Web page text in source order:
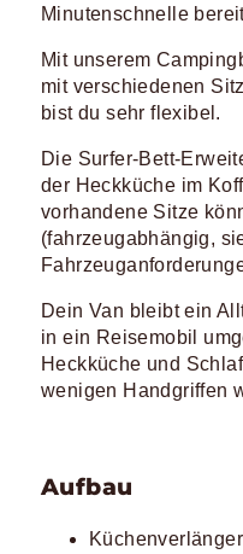
Minutenschnelle
Mit unserem
mit verschiedenen
bist du sehr flexibel.
Die Surfer-Bett-
der Heckküche im
vorhandene Sitze
(fahrzeugabhängig,
Dein Van bleibt ein
in ein Reisemobil
Heckküche und
wenigen Handgriffen
Aufbau